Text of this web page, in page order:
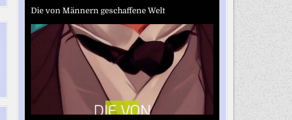
Die von Männern geschaffene Welt